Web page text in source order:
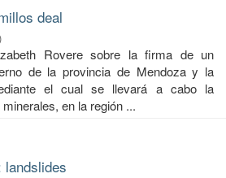
deal
Rovere sobre la firma de un
de la provincia de Mendoza y la
el cual se llevará a cabo la
en la región ...
landslides